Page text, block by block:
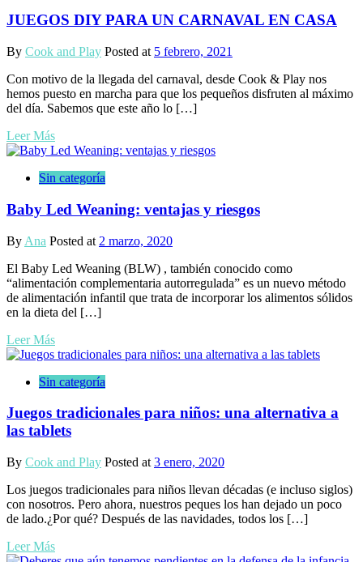
JUEGOS DIY PARA UN CARNAVAL EN CASA
By Cook and Play Posted at 5 febrero, 2021
Con motivo de la llegada del carnaval, desde Cook & Play nos
hemos puesto en marcha para que los pequeños disfruten al máximo
del día. Sabemos que este año lo […]
Leer Más
Sin categoría
Baby Led Weaning: ventajas y riesgos
By Ana Posted at 2 marzo, 2020
El Baby Led Weaning (BLW) , también conocido como
“alimentación complementaria autorregulada” es un nuevo método
de alimentación infantil que trata de incorporar los alimentos sólidos
en la dieta del […]
Leer Más
Sin categoría
Juegos tradicionales para niños: una alternativa a
las tablets
By Cook and Play Posted at 3 enero, 2020
Los juegos tradicionales para niños llevan décadas (e incluso siglos)
con nosotros. Pero ahora, nuestros peques los han dejado un poco
de lado.¿Por qué? Después de las navidades, todos los […]
Leer Más